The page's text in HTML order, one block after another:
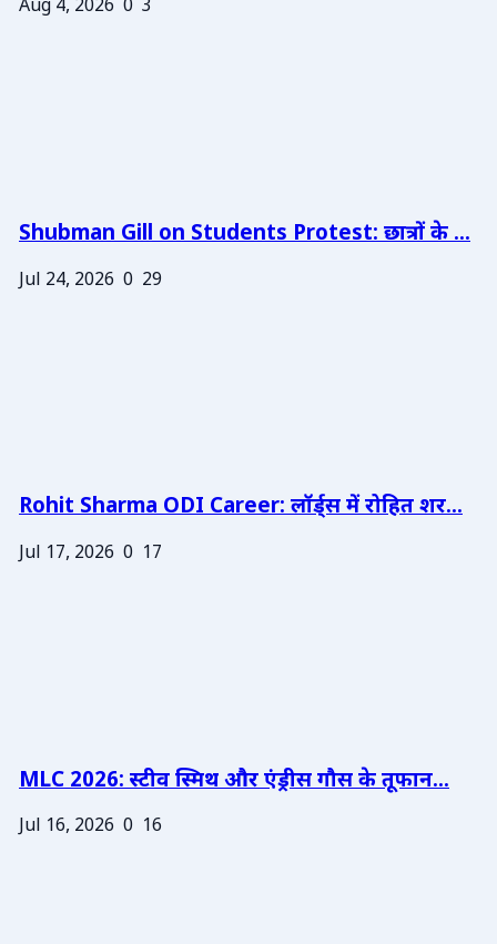
Aug 4, 2026 0 3
Shubman Gill on Students Protest: छात्रों के ...
Jul 24, 2026 0 29
Rohit Sharma ODI Career: लॉर्ड्स में रोहित शर...
Jul 17, 2026 0 17
MLC 2026: स्टीव स्मिथ और एंड्रीस गौस के तूफान...
Jul 16, 2026 0 16